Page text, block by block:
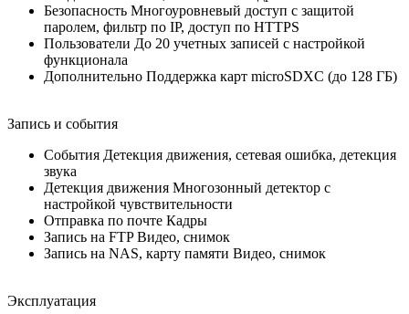
Безопасность Многоуровневый доступ с защитой
паролем, фильтр по IP, доступ по HTTPS
Пользователи До 20 учетных записей с настройкой
функционала
Дополнительно Поддержка карт microSDXC (до 128 ГБ)
Запись и события
События Детекция движения, сетевая ошибка, детекция
звука
Детекция движения Многозонный детектор с
настройкой чувствительности
Отправка по почте Кадры
Запись на FTP Видео, снимок
Запись на NAS, карту памяти Видео, снимок
Эксплуатация